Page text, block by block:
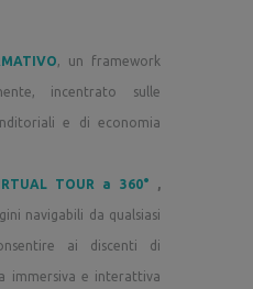
, un framework
incentrato sulle
e di economia
TOUR a 360°
navigabili da qualsiasi
ai discenti di
immersiva e interattiva